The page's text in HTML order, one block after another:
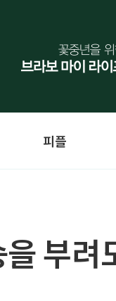
피플
부려